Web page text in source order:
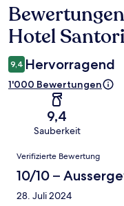
Bewertungen
Hotel
9,4 Hervorragend
1'000 Bewertungen
9,4
Sauberkeit
Bewertungen
Verifizierte Bewertung
10/10 –
28. Juli 2024